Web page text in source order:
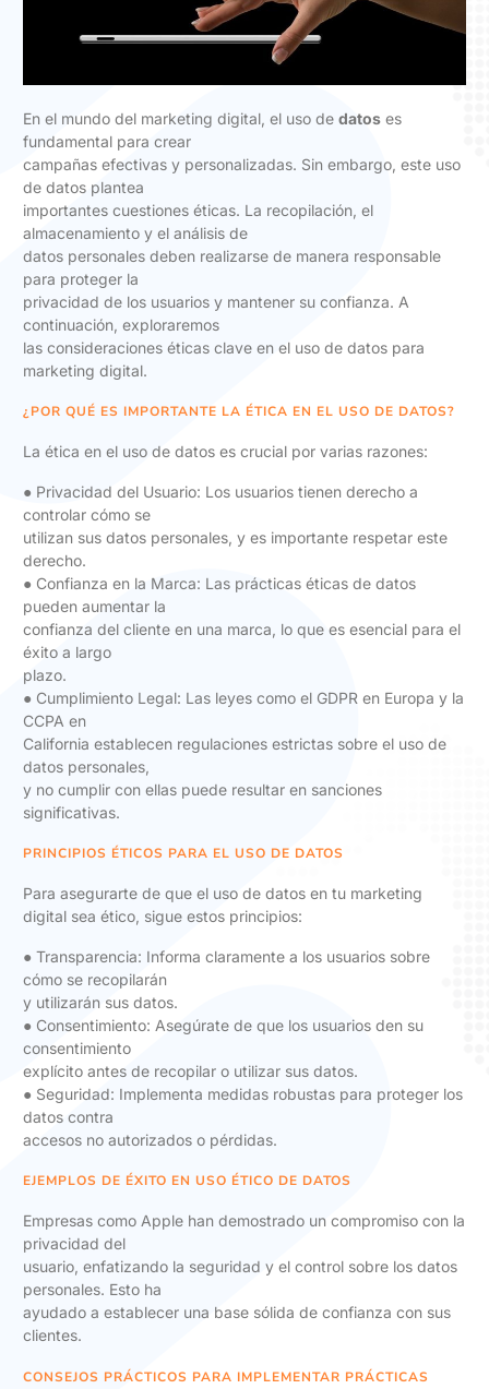
En el mundo del marketing digital, el uso de datos es
fundamental para crear
campañas efectivas y personalizadas. Sin embargo, este uso
de datos plantea
importantes cuestiones éticas. La recopilación, el
almacenamiento y el análisis de
datos personales deben realizarse de manera responsable
para proteger la
privacidad de los usuarios y mantener su confianza. A
continuación, exploraremos
las consideraciones éticas clave en el uso de datos para
marketing digital.
¿POR QUÉ ES IMPORTANTE LA ÉTICA EN EL USO DE DATOS?
La ética en el uso de datos es crucial por varias razones:
● Privacidad del Usuario: Los usuarios tienen derecho a
controlar cómo se
utilizan sus datos personales, y es importante respetar este
derecho.
● Confianza en la Marca: Las prácticas éticas de datos
pueden aumentar la
confianza del cliente en una marca, lo que es esencial para el
éxito a largo
plazo.
● Cumplimiento Legal: Las leyes como el GDPR en Europa y la
CCPA en
California establecen regulaciones estrictas sobre el uso de
datos personales,
y no cumplir con ellas puede resultar en sanciones
significativas.
PRINCIPIOS ÉTICOS PARA EL USO DE DATOS
Para asegurarte de que el uso de datos en tu marketing
digital sea ético, sigue estos principios:
● Transparencia: Informa claramente a los usuarios sobre
cómo se recopilarán
y utilizarán sus datos.
● Consentimiento: Asegúrate de que los usuarios den su
consentimiento
explícito antes de recopilar o utilizar sus datos.
● Seguridad: Implementa medidas robustas para proteger los
datos contra
accesos no autorizados o pérdidas.
EJEMPLOS DE ÉXITO EN USO ÉTICO DE DATOS
Empresas como Apple han demostrado un compromiso con la
privacidad del
usuario, enfatizando la seguridad y el control sobre los datos
personales. Esto ha
ayudado a establecer una base sólida de confianza con sus
clientes.
CONSEJOS PRÁCTICOS PARA IMPLEMENTAR PRÁCTICAS